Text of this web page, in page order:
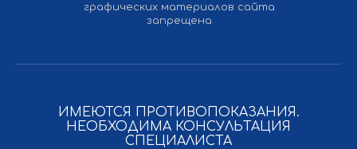
графических материалов сайта
запрещена
ИМЕЮТСЯ ПРОТИВОПОКАЗАНИЯ.
НЕОБХОДИМА КОНСУЛЬТАЦИЯ
СПЕЦИАЛИСТА